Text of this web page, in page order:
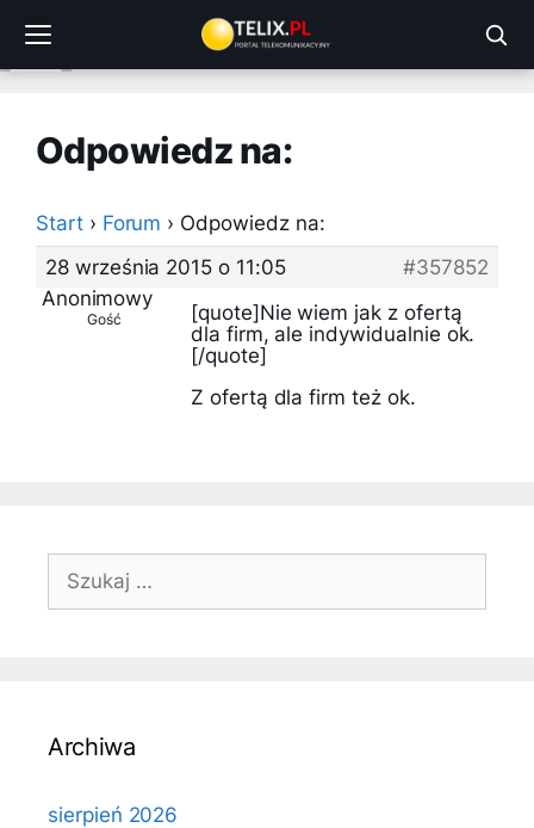
treści
Odpowiedz na:
Start › Forum › Odpowiedz na:
28 września 2015 o 11:05
#357852
Anonimowy
Gość
[quote]Nie wiem jak z ofertą
dla firm, ale indywidualnie ok.
[/quote]
Z ofertą dla firm też ok.
Szukaj:
Archiwa
sierpień 2026